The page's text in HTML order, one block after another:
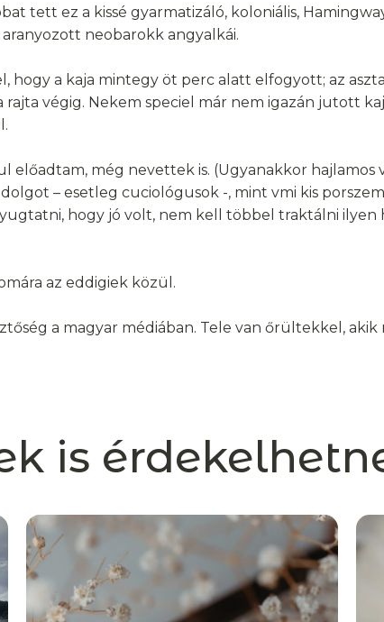
tett ez a kissé gyarmatizáló, koloniális,
neobarokk angyalkái.
hogy a kaja mintegy öt perc alatt elfogyott; az
végig. Nekem speciel már nem igazán jutott
előadtam, még nevettek is. (Ugyanakkor hajlamos
– esetleg cuciológusok -, mint vmi kis
hogy jó volt, nem kell többel traktálni ilyen
az eddigiek közül.
a magyar médiában. Tele van őrültekkel, akik
is